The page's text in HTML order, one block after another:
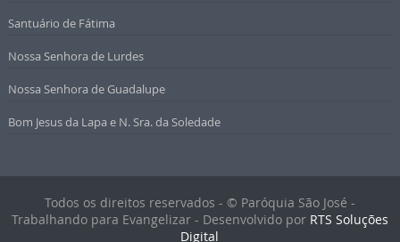
Santuário de Fátima
Nossa Senhora de Lurdes
Nossa Senhora de Guadalupe
Bom Jesus da Lapa e N. Sra. da Soledade
Todos os direitos reservados - © Paróquia São José -
Trabalhando para Evangelizar - Desenvolvido por RTS Soluções
Digital